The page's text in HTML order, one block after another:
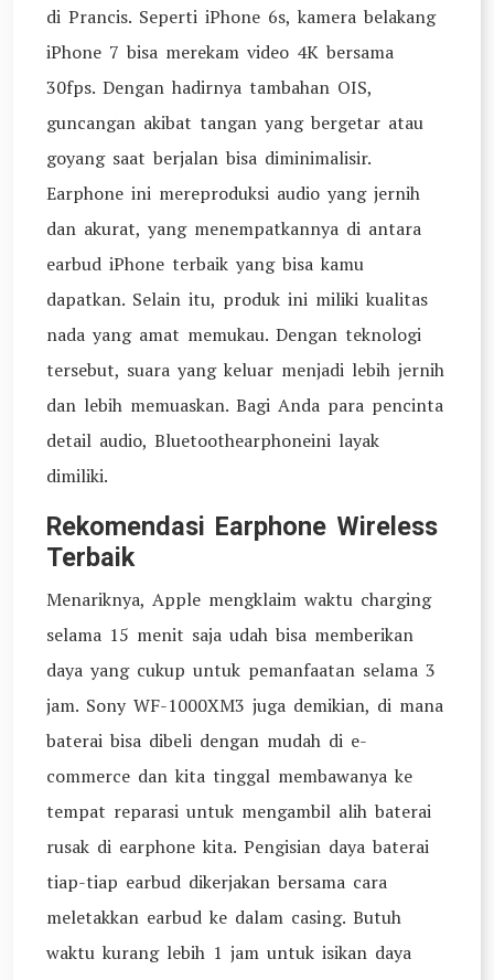
di Prancis. Seperti iPhone 6s, kamera belakang
iPhone 7 bisa merekam video 4K bersama
30fps. Dengan hadirnya tambahan OIS,
guncangan akibat tangan yang bergetar atau
goyang saat berjalan bisa diminimalisir.
Earphone ini mereproduksi audio yang jernih
dan akurat, yang menempatkannya di antara
earbud iPhone terbaik yang bisa kamu
dapatkan. Selain itu, produk ini miliki kualitas
nada yang amat memukau. Dengan teknologi
tersebut, suara yang keluar menjadi lebih jernih
dan lebih memuaskan. Bagi Anda para pencinta
detail audio, Bluetoothearphoneini layak
dimiliki.
Rekomendasi Earphone Wireless
Terbaik
Menariknya, Apple mengklaim waktu charging
selama 15 menit saja udah bisa memberikan
daya yang cukup untuk pemanfaatan selama 3
jam. Sony WF-1000XM3 juga demikian, di mana
baterai bisa dibeli dengan mudah di e-
commerce dan kita tinggal membawanya ke
tempat reparasi untuk mengambil alih baterai
rusak di earphone kita. Pengisian daya baterai
tiap-tiap earbud dikerjakan bersama cara
meletakkan earbud ke dalam casing. Butuh
waktu kurang lebih 1 jam untuk isikan daya